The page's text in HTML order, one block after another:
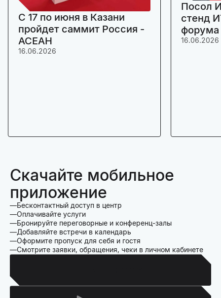
C 17 по июня в Казани
пройдет саммит Россия -
АСЕАН
16.06.2026
Посол
стенд
16.06.2026
Скачайте мобильное
приложение
Бесконтактный доступ в центр
Оплачивайте услуги
Бронируйте переговорные и конференц-залы
Добавляйте встречи в календарь
Оформите пропуск для себя и гостя
Смотрите заявки, обращения, чеки в личном кабинете